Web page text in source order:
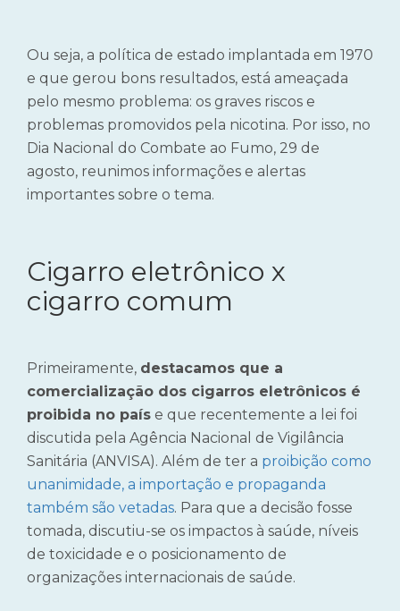
Ou seja, a política de estado implantada em 1970
e que gerou bons resultados, está ameaçada
pelo mesmo problema: os graves riscos e
problemas promovidos pela nicotina. Por isso, no
Dia Nacional do Combate ao Fumo, 29 de
agosto, reunimos informações e alertas
importantes sobre o tema.
Cigarro eletrônico x
cigarro comum
Primeiramente, destacamos que a
comercialização dos cigarros eletrônicos é
proibida no país e que recentemente a lei foi
discutida pela Agência Nacional de Vigilância
Sanitária (ANVISA). Além de ter a proibição como
unanimidade, a importação e propaganda
também são vetadas. Para que a decisão fosse
tomada, discutiu-se os impactos à saúde, níveis
de toxicidade e o posicionamento de
organizações internacionais de saúde.